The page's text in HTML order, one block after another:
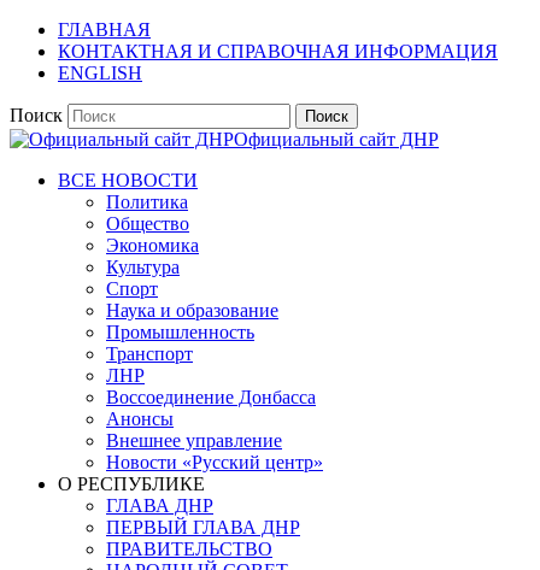
ГЛАВНАЯ
КОНТАКТНАЯ И СПРАВОЧНАЯ ИНФОРМАЦИЯ
ENGLISH
Поиск
Официальный сайт ДНР
ВСЕ НОВОСТИ
Политика
Общество
Экономика
Культура
Спорт
Наука и образование
Промышленность
Транспорт
ЛНР
Воссоединение Донбасса
Анонсы
Внешнее управление
Новости «Русский центр»
О РЕСПУБЛИКЕ
ГЛАВА ДНР
ПЕРВЫЙ ГЛАВА ДНР
ПРАВИТЕЛЬСТВО